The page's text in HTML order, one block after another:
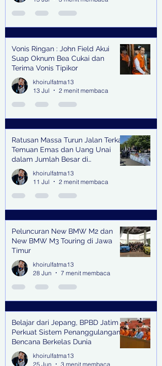
Vonis Ringan : John Field Akui
Suap Oknum Bea Cukai dan
Terima Vonis Tipikor
khoirulfatma13
13 Jul
2 menit membaca
Ratusan Massa Turun Jalan Terkait
Temuan Emas dan Uang Unai
dalam Jumlah Besar di
Lingkungan Jampidsus Kejaksaan
Agung RI di Jakarta
khoirulfatma13
11 Jul
2 menit membaca
Peluncuran New BMW M2 dan
New BMW M3 Touring di Jawa
Timur
khoirulfatma13
28 Jun
7 menit membaca
Belajar dari Jepang, BPBD Jatim
Perkuat Sistem Penanggulangan
Bencana Berkelas Dunia
khoirulfatma13
25 Jun
3 menit membaca